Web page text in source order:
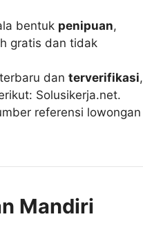
bentuk penipuan,
gratis dan tidak
dan terverifikasi,
Solusikerja.net.
referensi lowongan
Mandiri